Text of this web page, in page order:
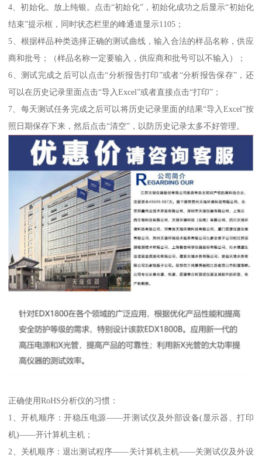
4、初始化。放上纯银。点击“初始化”，初始化成功之后显示“初始化
结束”提示框，同时状态栏里的峰通道显示1105；
5、根据样品种类选择正确的测试曲线，输入合法的样品名称，供应
商和批号；（样品名称一定要输入，供应商和批号可以不输入）；
6、测试完成之后可以点击“分析报告打印”或者“分析报告保存”，还
可以在历史记录里面点击“导入Excel”或者直接点击“打印”；
7、每天测试任务完成之后可以将历史记录里面的结果“导入Excel”按
照日期保存下来，然后点击“清空”，以防历史记录太多不好管理。
正确使用RoHS分析仪的习惯：
1、开机顺序：开稳压电源——开测试仪及外部设备(显示器、打印
机)——开计算机主机；
2、关机顺序：退出测试程序——关计算机主机——关测试仪及外设